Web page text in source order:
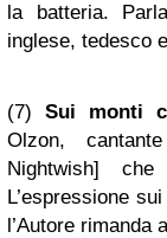
la batteria.
inglese, tedesco
(7) Sui monti
Olzon,
Nightwish]
L’espressione
l’Autore rimanda